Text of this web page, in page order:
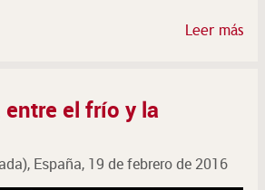
Leer más
el frío y la
España, 19 de febrero de 2016